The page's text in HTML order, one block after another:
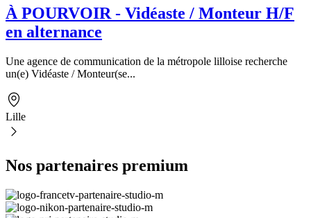
À POURVOIR - Vidéaste / Monteur H/F
en alternance
Une agence de communication de la métropole lilloise recherche
un(e) Vidéaste / Monteur(se...
Lille
Nos partenaires premium